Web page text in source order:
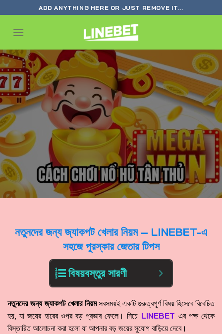
to
content
ADD ANYTHING HERE OR JUST REMOVE IT...
নতুনদের জন্য জ্যাকপট খেলার নিয়ম – LINEBET-এ
সহজে পুরস্কার জেতার টিপস
বিষয়বস্তুর সারণী
নতুনদের জন্য জ্যাকপট খেলার নিয়মসবসময়ই একটি গুরুত্বপূর্ণ বিষয় হিসেবে বিবেচিত
হয়, যা জয়ের হারের ওপর বড় প্রভাব ফেলে। নিচে LINEBET এর পক্ষ থেকে
বিস্তারিত আলোচনা করা হলো যা আপনার বড় জয়ের সুযোগ বাড়িয়ে দেবে।